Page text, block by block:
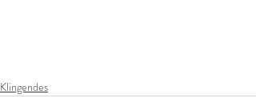
Klingendes